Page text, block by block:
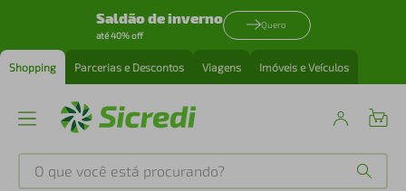
Saldão de inverno
até 40% off
Quero
Shopping Parcerias e Descontos Viagens Imóveis e Veículos
O que você está procurando?